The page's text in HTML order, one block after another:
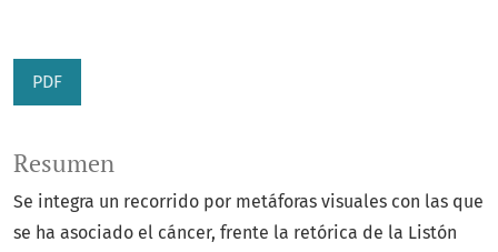
PDF
Resumen
Se integra un recorrido por metáforas visuales con las que
se ha asociado el cáncer, frente la retórica de la Listón